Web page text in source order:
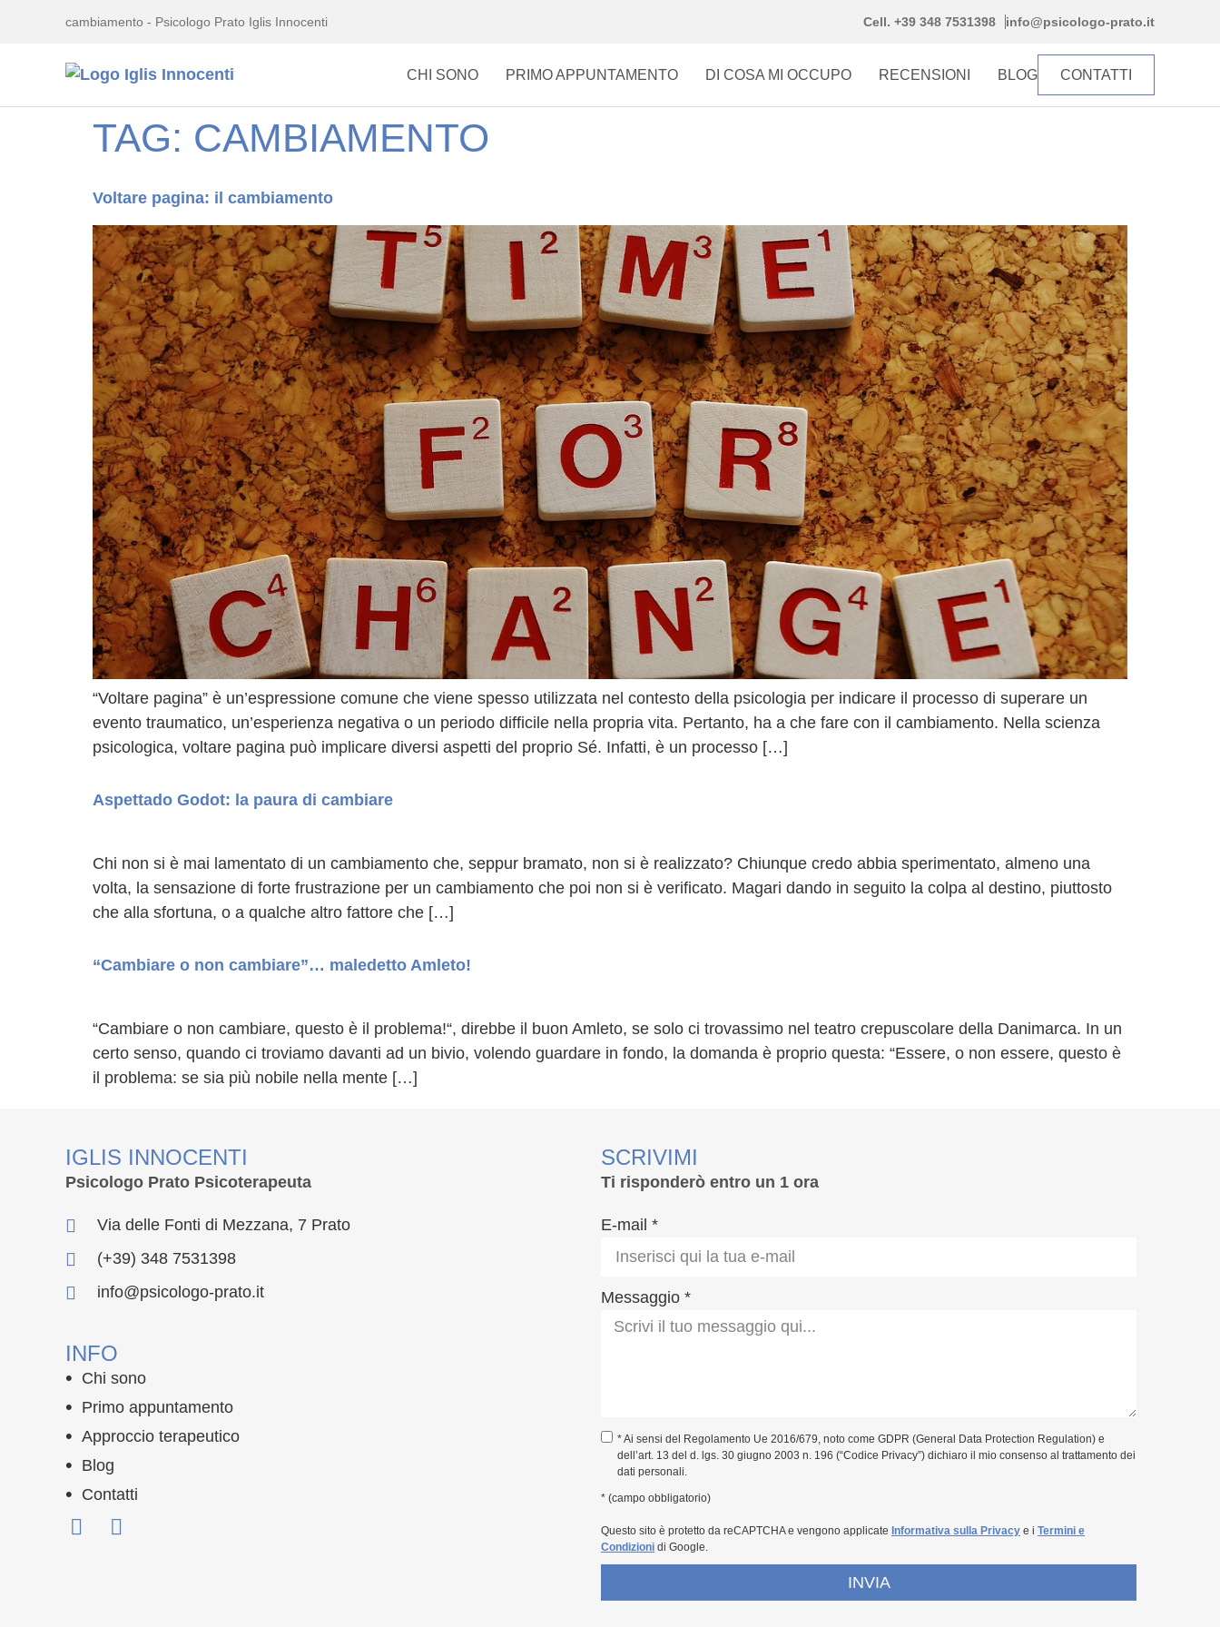
cambiamento - Psicologo Prato Iglis Innocenti Cell. +39 348 7531398 info@psicologo-prato.it
CHI SONO PRIMO APPUNTAMENTO DI COSA MI OCCUPO RECENSIONI BLOG CONTATTI
TAG: CAMBIAMENTO
Voltare pagina: il cambiamento
“Voltare pagina” è un’espressione comune che viene spesso utilizzata nel contesto della psicologia per indicare il processo di superare un
evento traumatico, un’esperienza negativa o un periodo difficile nella propria vita. Pertanto, ha a che fare con il cambiamento. Nella scienza
psicologica, voltare pagina può implicare diversi aspetti del proprio Sé. Infatti, è un processo […]
Aspettado Godot: la paura di cambiare
Chi non si è mai lamentato di un cambiamento che, seppur bramato, non si è realizzato? Chiunque credo abbia sperimentato, almeno una
volta, la sensazione di forte frustrazione per un cambiamento che poi non si è verificato. Magari dando in seguito la colpa al destino, piuttosto
che alla sfortuna, o a qualche altro fattore che […]
“Cambiare o non cambiare”… maledetto Amleto!
“Cambiare o non cambiare, questo è il problema!“, direbbe il buon Amleto, se solo ci trovassimo nel teatro crepuscolare della Danimarca. In un
certo senso, quando ci troviamo davanti ad un bivio, volendo guardare in fondo, la domanda è proprio questa: “Essere, o non essere, questo è
il problema: se sia più nobile nella mente […]
IGLIS INNOCENTI
Psicologo Prato Psicoterapeuta
Via delle Fonti di Mezzana, 7 Prato
(+39) 348 7531398
info@psicologo-prato.it
INFO
Chi sono
Primo appuntamento
Approccio terapeutico
Blog
Contatti
SCRIVIMI
Ti risponderò entro un 1 ora
E-mail *
Messaggio *
* Ai sensi del Regolamento Ue 2016/679, noto come GDPR (General Data Protection Regulation) e
dell’art. 13 del d. lgs. 30 giugno 2003 n. 196 (“Codice Privacy”) dichiaro il mio consenso al trattamento dei
dati personali.
* (campo obbligatorio)
Questo sito è protetto da reCAPTCHA e vengono applicate Informativa sulla Privacy e i Termini e
Condizioni di Google.
INVIA